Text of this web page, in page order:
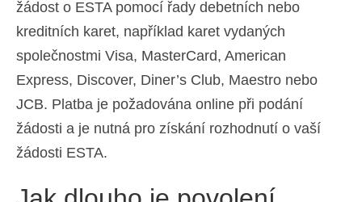
žádost o ESTA pomocí řady debetních nebo
kreditních karet, například karet vydaných
společnostmi Visa, MasterCard, American
Express, Discover, Diner’s Club, Maestro nebo
JCB. Platba je požadována online při podání
žádosti a je nutná pro získání rozhodnutí o vaší
žádosti ESTA.